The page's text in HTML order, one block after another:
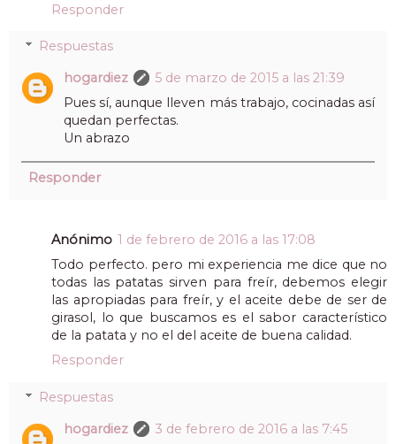
Responder
Respuestas
hogardiez
5 de marzo de 2015 a las 21:39
Pues sí, aunque lleven más trabajo, cocinadas así
quedan perfectas.
Un abrazo
Responder
Anónimo 1 de febrero de 2016 a las 17:08
Todo perfecto. pero mi experiencia me dice que no
todas las patatas sirven para freír, debemos elegir
las apropiadas para freír, y el aceite debe de ser de
girasol, lo que buscamos es el sabor característico
de la patata y no el del aceite de buena calidad.
Responder
Respuestas
hogardiez
3 de febrero de 2016 a las 7:45